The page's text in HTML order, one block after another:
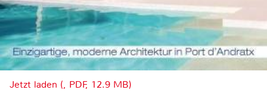
Jetzt laden (, PDF, 12.9 MB)